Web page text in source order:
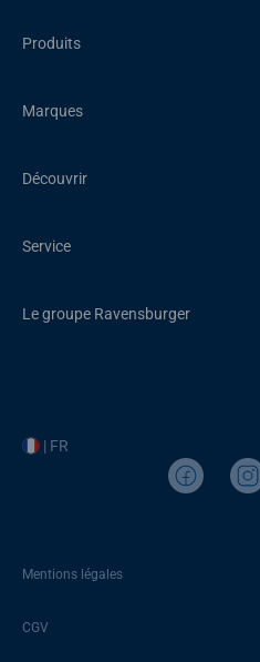
Produits
Marques
Découvrir
Service
Le groupe Ravensburger
| FR
Mentions légales
CGV